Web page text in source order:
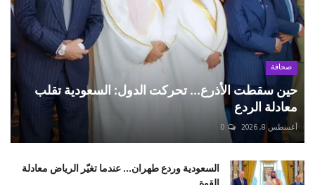
صحافة
حين سقطت الأذرع... تحركت الدول: السعودية تقلب
معادلة الردع
أغسطس 8, 2026 0
السعودية وردع طهران... عندما تغيّر الرياض معادلة
القوة